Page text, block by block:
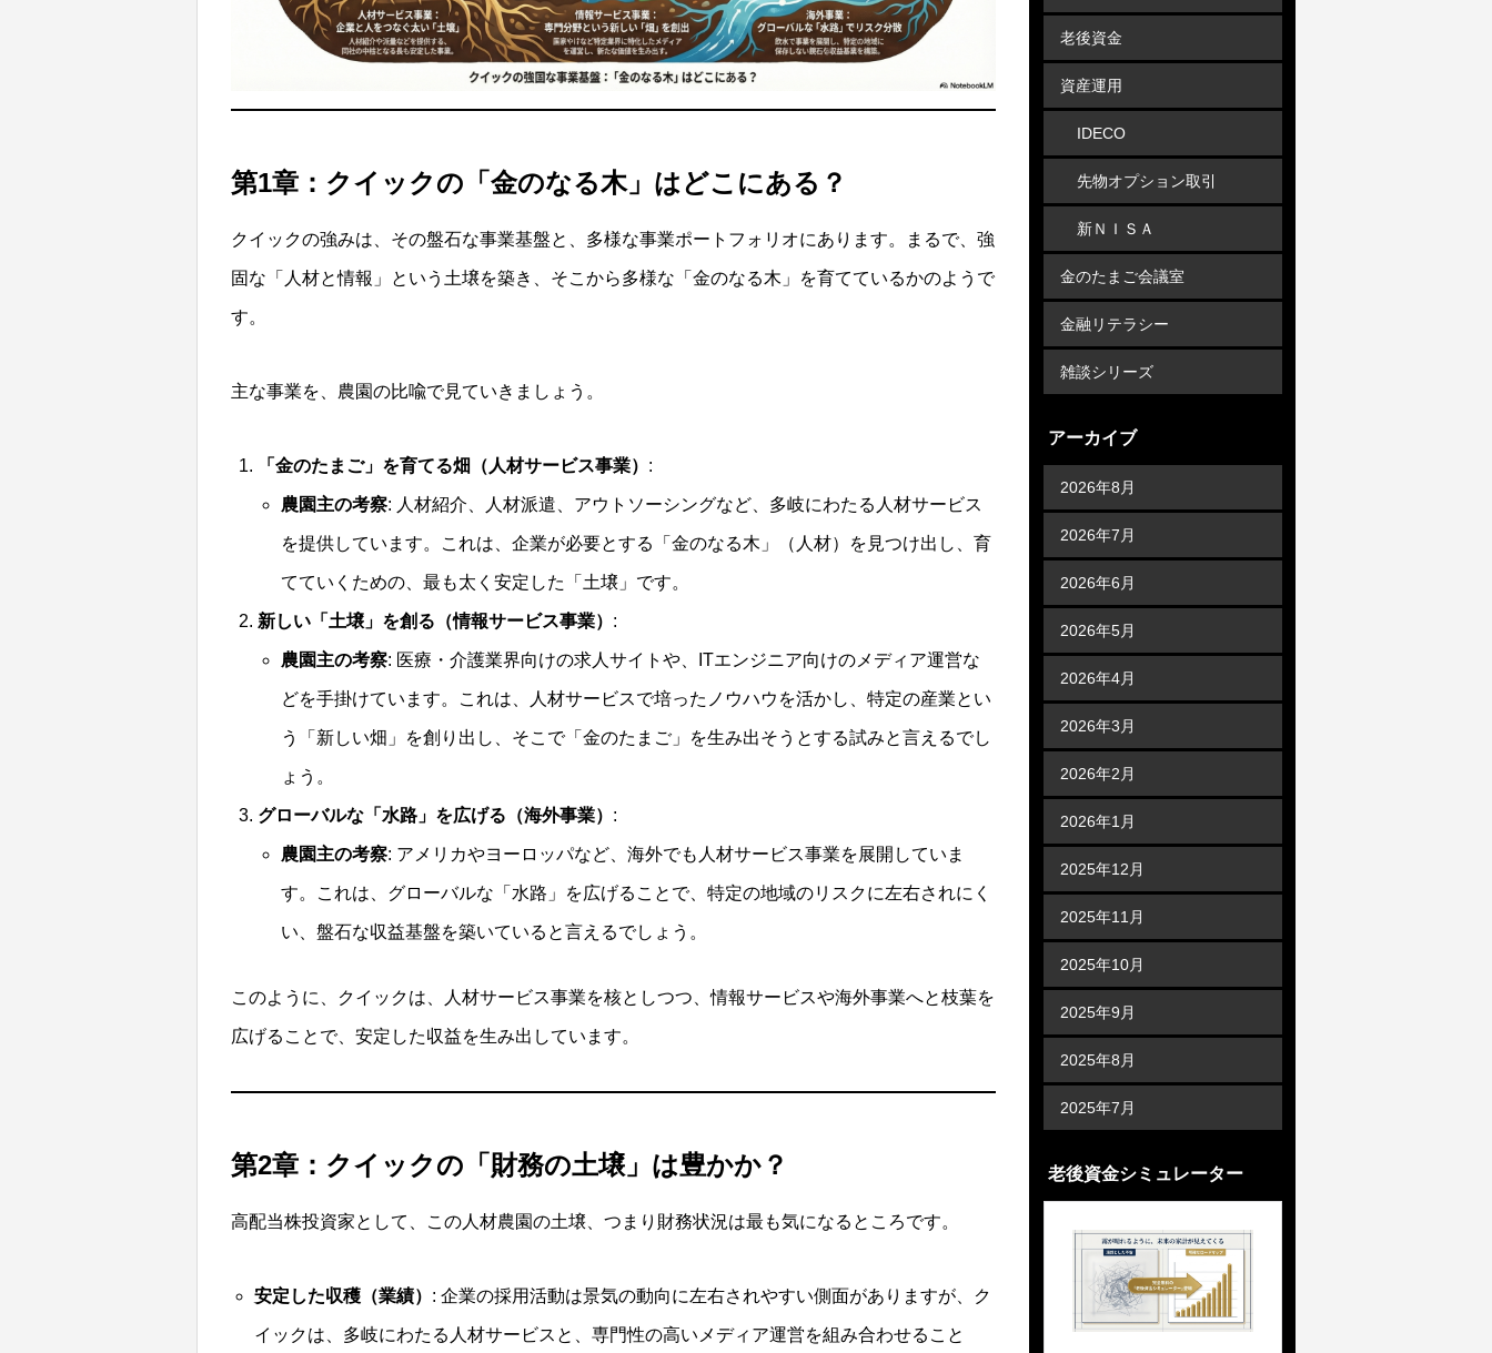
第1章：クイックの「金のなる木」はどこにある？
クイックの強みは、その盤石な事業基盤と、多様な事業ポートフォリオにあります。まるで、強
固な「人材と情報」という土壌を築き、そこから多様な「金のなる木」を育てているかのようで
す。
主な事業を、農園の比喩で見ていきましょう。
「金のたまご」を育てる畑（人材サービス事業） :
農園主の考察: 人材紹介、人材派遣、アウトソーシングなど、多岐にわたる人材サービス
を提供しています。これは、企業が必要とする「金のなる木」（人材）を見つけ出し、育
てていくための、最も太く安定した「土壌」です。
新しい「土壌」を創る（情報サービス事業） :
農園主の考察: 医療・介護業界向けの求人サイトや、ITエンジニア向けのメディア運営な
どを手掛けています。これは、人材サービスで培ったノウハウを活かし、特定の産業とい
う「新しい畑」を創り出し、そこで「金のたまご」を生み出そうとする試みと言えるでし
ょう。
グローバルな「水路」を広げる（海外事業） :
農園主の考察: アメリカやヨーロッパなど、海外でも人材サービス事業を展開していま
す。これは、グローバルな「水路」を広げることで、特定の地域のリスクに左右されにく
い、盤石な収益基盤を築いていると言えるでしょう。
このように、クイックは、人材サービス事業を核としつつ、情報サービスや海外事業へと枝葉を
広げることで、安定した収益を生み出しています。
第2章：クイックの「財務の土壌」は豊かか？
高配当株投資家として、この人材農園の土壌、つまり財務状況は最も気になるところです。
安定した収穫（業績） : 企業の採用活動は景気の動向に左右されやすい側面がありますが、ク
イックは、多岐にわたる人材サービスと、専門性の高いメディア運営を組み合わせること
老後資金
資産運用
IDECO
先物オプション取引
新ＮＩＳＡ
金のたまご会議室
金融リテラシー
雑談シリーズ
アーカイブ
2026年8月
2026年7月
2026年6月
2026年5月
2026年4月
2026年3月
2026年2月
2026年1月
2025年12月
2025年11月
2025年10月
2025年9月
2025年8月
2025年7月
老後資金シミュレーター